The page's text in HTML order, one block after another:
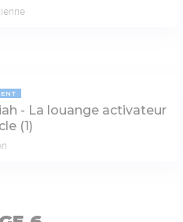
- La louange activateur
(1)